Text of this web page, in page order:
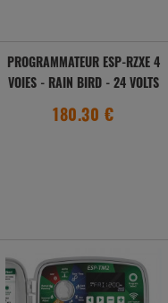
PROGRAMMATEUR ESP-RZXE 4
VOIES - RAIN BIRD - 24 VOLTS
180.30 €